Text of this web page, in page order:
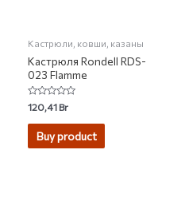
Кастрюли, ковши, казаны
Кастрюля Rondell RDS-
023 Flamme
Rated
0
out
120,41Br
Buy product